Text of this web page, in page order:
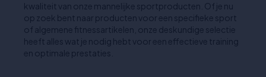
kwaliteit van onze mannelijke sportproducten. Of je nu
op zoek bent naar producten voor een specifieke sport
of algemene fitnessartikelen, onze deskundige selectie
heeft alles wat je nodig hebt voor een effectieve training
en optimale prestaties.